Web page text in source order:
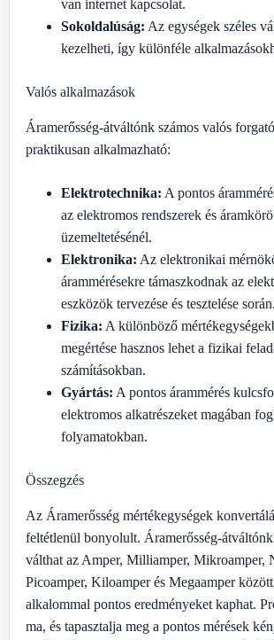
van internet kapcsolat.
Sokoldalúság: Az egységek széles
kezelheti, így különféle
Valós alkalmazások
Áramerősség-átváltónk számos valós
praktikusan alkalmazható:
Elektrotechnika: A pontos
az elektromos rendszerek és
üzemeltetésénél.
Elektronika: Az elektronikai
árammérésekre támaszkodnak az
eszközök tervezése és tesztelése során.
Fizika: A különböző
megértése hasznos lehet a fizikai
számításokban.
Gyártás: A pontos árammérés
elektromos alkatrészeket magában
folyamatokban.
Összegzés
Az Áramerősség mértékegységek
feltétlenül bonyolult. Áramerősség-
válthat az Amper, Milliamper, Mikroamper,
Picoamper, Kiloamper és Megaamper
alkalommal pontos eredményeket kaphat.
ma, és tapasztalja meg a pontos mérések